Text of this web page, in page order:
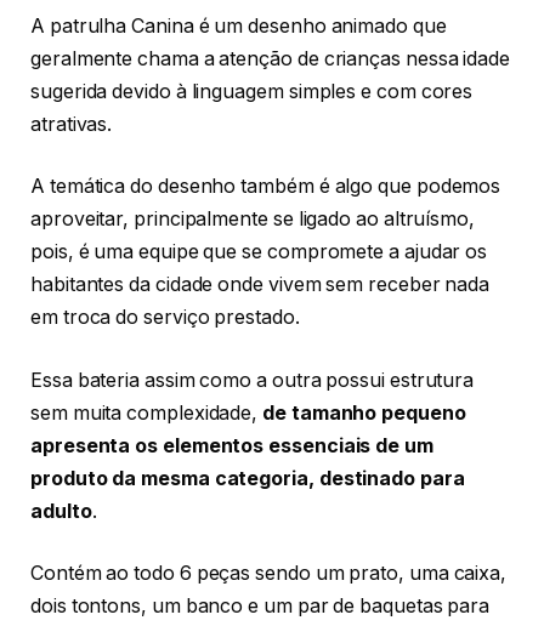
A patrulha Canina é um desenho animado que
geralmente chama a atenção de crianças nessa idade
sugerida devido à linguagem simples e com cores
atrativas.
A temática do desenho também é algo que podemos
aproveitar, principalmente se ligado ao altruísmo,
pois, é uma equipe que se compromete a ajudar os
habitantes da cidade onde vivem sem receber nada
em troca do serviço prestado.
Essa bateria assim como a outra possui estrutura
sem muita complexidade, de tamanho pequeno
apresenta os elementos essenciais de um
produto da mesma categoria, destinado para
adulto.
Contém ao todo 6 peças sendo um prato, uma caixa,
dois tontons, um banco e um par de baquetas para